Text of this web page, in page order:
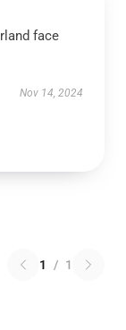
face
Nov 14, 2024
1 / 1